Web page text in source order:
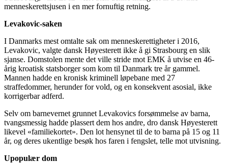
menneskerettsjusen i en mer fornuftig retning.
Levakovic-saken
I Danmarks mest omtalte sak om menneskerettigheter i 2016,
Levakovic, valgte dansk Høyesterett ikke å gi Strasbourg en slik
sjanse. Domstolen mente det ville stride mot EMK å utvise en 46-
årig kroatisk statsborger som kom til Danmark tre år gammel.
Mannen hadde en kronisk kriminell løpebane med 27
straffedommer, herunder for vold, og en konsekvent asosial, ikke
korrigerbar adferd.
Selv om barnevernet grunnet Levakovics forsømmelse av barna,
tvangsmessig hadde plassert dem hos andre, dro dansk Høyesterett
likevel «familiekortet». Den lot hensynet til de to barna på 15 og 11
år, og deres ukentlige besøk hos faren i fengslet, telle mot utvisning.
Upopulær dom